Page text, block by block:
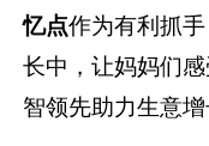
忆点作为有利抓
长中，让妈妈们
智领先助力生意增